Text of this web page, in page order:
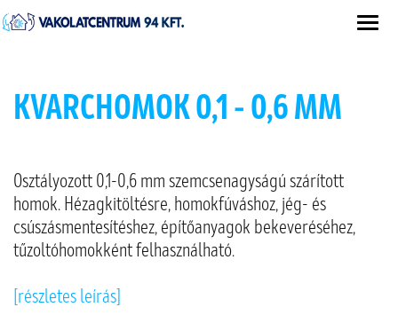
KVARCHOMOK 0,1 - 0,6 MM
Osztályozott 0,1-0,6 mm szemcsenagyságú szárított
homok. Hézagkitöltésre, homokfúváshoz, jég- és
csúszásmentesítéshez, építőanyagok bekeveréséhez,
tűzoltóhomokként felhasználható.
[részletes leírás]